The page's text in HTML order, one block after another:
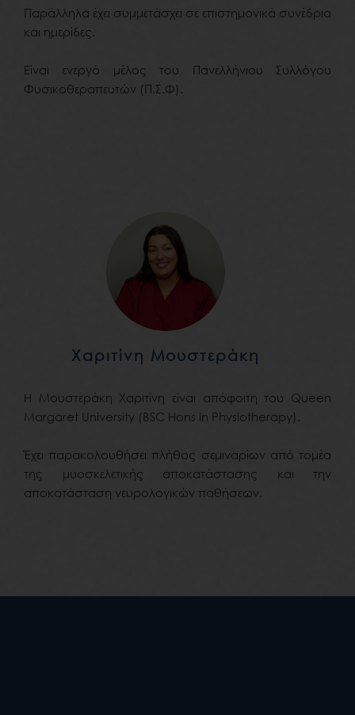
Παράλληλα έχει συμμετάσχει σε επιστημονικά συνέδρια
και ημερίδες.
Eίναι ενεργό μέλος του Πανελλήνιου Συλλόγου
Φυσικοθεραπευτών (Π.Σ.Φ).
Χαριτίνη Μουστεράκη
Η Μουστεράκη Χαριτίνη είναι απόφοιτη του Queen
Margaret University (BSC Hons in Physiotherapy).
Έχει παρακολουθήσει πλήθος σεμιναρίων από τομέα
της μυοσκελετικής αποκατάστασης και την
αποκατάσταση νευρολογικών παθήσεων.